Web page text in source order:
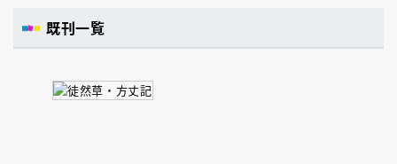
既刊一覧